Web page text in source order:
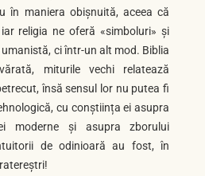
în maniera obișnuită, aceea că
religia ne oferă «simboluri» și
ci într-un alt mod. Biblia
miturile vechi relatează
însă sensul lor nu putea fi
cu conștiința ei asupra
moderne și asupra zborului
de odinioară au fost, în